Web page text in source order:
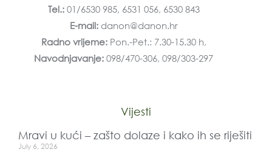
Tel.:01/6530 985, 6531 056, 6530 843
E-mail:danon@danon.hr
Radno vrijeme: Pon.-Pet.: 7.30-15.30 h,
Navodnjavanje:098/470-306, 098/303-297
Vijesti
Mravi u kući – zašto dolaze i kako ih se riješiti
July 6, 2026